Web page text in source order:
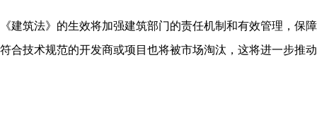
《建筑法》的生效将加强建筑部门的责任机制和有效管理，保
符合技术规范的开发商或项目也将被市场淘汰，这将进一步推